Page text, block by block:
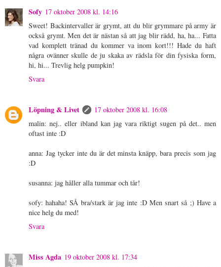
Sofy 17 oktober 2008 kl. 14:16
Sweet! Backintervaller är grymt, att du blir grymmare på army är
också grymt. Men det är nästan så att jag blir rädd, ha, ha... Fatta
vad komplett tränad du kommer va inom kort!!! Hade du haft
några ovänner skulle de ju skaka av rädsla för din fysiska form,
hi, hi... Trevlig helg pumpkin!
Svara
Löpning & Livet
17 oktober 2008 kl. 16:08
malin: nej.. eller ibland kan jag vara riktigt sugen på det.. men
oftast inte :D
anna: Jag tycker inte du är det minsta knäpp, bara precis som jag
:D
susanna: jag håller alla tummar och tår!
sofy: hahaha! SÅ bra/stark är jag inte :D Men snart så ;) Have a
nice helg du med!
Svara
Miss Agda 19 oktober 2008 kl. 17:34